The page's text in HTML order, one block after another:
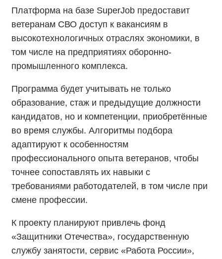
Платформа на базе SuperJob предоставит
ветеранам СВО доступ к вакансиям в
высокотехнологичных отраслях экономики, в
том числе на предприятиях оборонно-
промышленного комплекса.
Программа будет учитывать не только
образование, стаж и предыдущие должности
кандидатов, но и компетенции, приобретённые
во время службы. Алгоритмы подбора
адаптируют к особенностям
профессионального опыта ветеранов, чтобы
точнее сопоставлять их навыки с
требованиями работодателей, в том числе при
смене профессии.
К проекту планируют привлечь фонд
«Защитники Отечества», государственную
службу занятости, сервис «Работа России»,